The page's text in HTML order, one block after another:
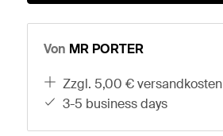
Von MR PORTER
zzgl. 5,00 € versandkosten
3-5 business days